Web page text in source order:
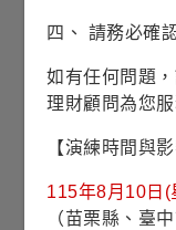
歷史配
除息日
四、 請務必確
如有任何問題，
理財顧問為您服
【演練時間與
115年8月10日(
（苗栗縣、臺